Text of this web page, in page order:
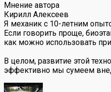
Мнение автора
Кирилл Алексеев
Я механик с 10-летним
Если говорить проще,
как можно использовать
В целом, развитие этой
эффективно мы сумеем